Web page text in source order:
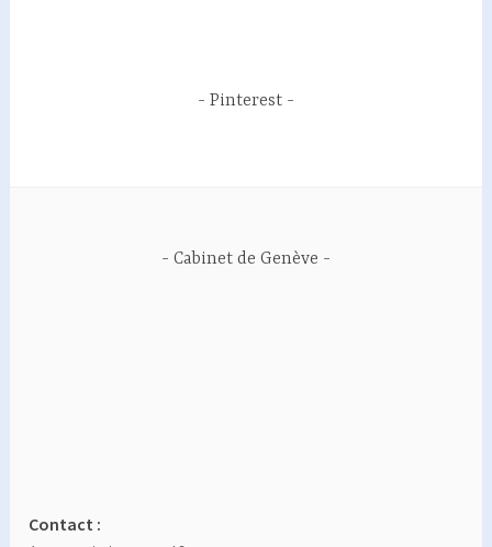
Pinterest
Cabinet de Genève
Contact :